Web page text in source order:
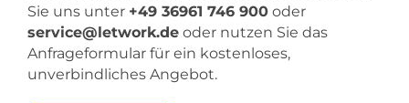
Sie uns unter +49 36961 746 900 oder
service@letwork.de oder nutzen Sie das
Anfrageformular für ein kostenloses,
unverbindliches Angebot.